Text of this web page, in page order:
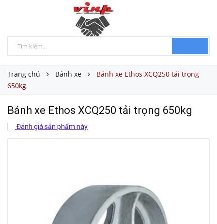
Trang chủ Bánh xe
Bánh xe Ethos XCQ250 tải trọng
650kg
Bánh xe Ethos XCQ250 tải trọng 650kg
Đánh giá sản phẩm này